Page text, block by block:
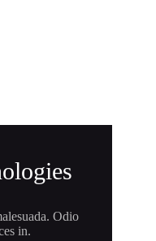
Odio
in.